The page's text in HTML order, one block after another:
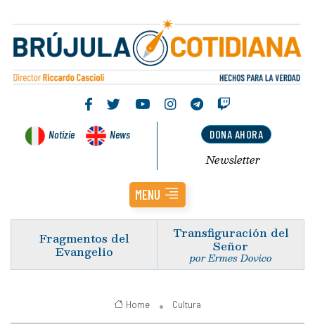
Notizie News DONA AHORA
Newsletter
MENU
Fragmentos del
Evangelio
Transfiguración del
Señor
por Ermes Dovico
Home Cultura